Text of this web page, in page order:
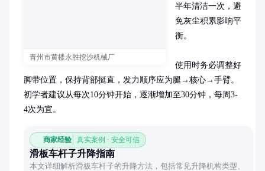
青州市黄楼永胜挖沙机械厂
半年清洁一次，避
免灰尘积累影响平
衡。
使用时务必调整好
脚带位置，保持背部挺直，发力顺序应为腿→核心→手臂。
初学者建议从每次10分钟开始，逐渐增加至30分钟，每周3-
4次为宜。
商家经验 真实案例 · 安全可信
滑板车杆子升降指南
本文详细解析滑板车杆子的升降方法，包括常见升降机构类型、